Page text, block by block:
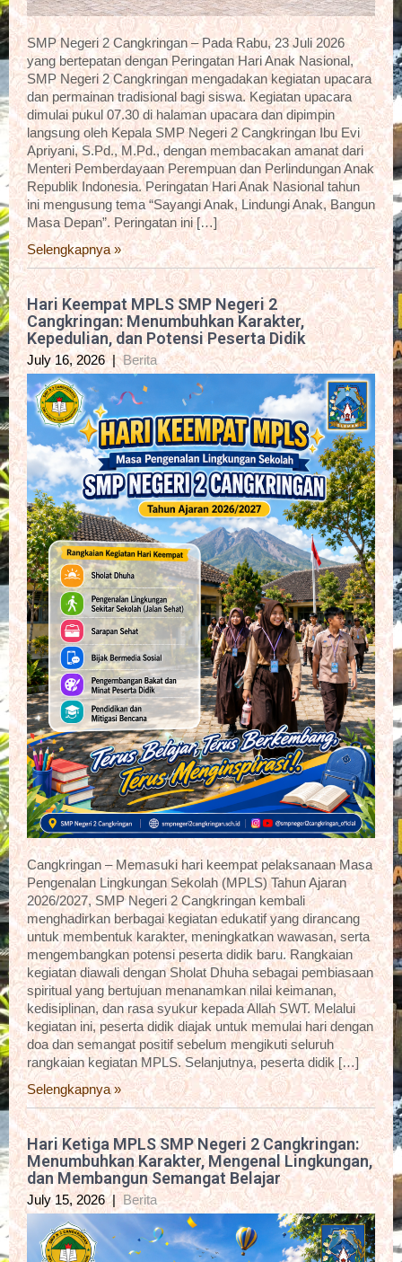
SMP Negeri 2 Cangkringan – Pada Rabu, 23 Juli 2026
yang bertepatan dengan Peringatan Hari Anak Nasional,
SMP Negeri 2 Cangkringan mengadakan kegiatan upacara
dan permainan tradisional bagi siswa. Kegiatan upacara
dimulai pukul 07.30 di halaman upacara dan dipimpin
langsung oleh Kepala SMP Negeri 2 Cangkringan Ibu Evi
Apriyani, S.Pd., M.Pd., dengan membacakan amanat dari
Menteri Pemberdayaan Perempuan dan Perlindungan Anak
Republik Indonesia. Peringatan Hari Anak Nasional tahun
ini mengusung tema “Sayangi Anak, Lindungi Anak, Bangun
Masa Depan”. Peringatan ini […]
Selengkapnya »
Hari Keempat MPLS SMP Negeri 2
Cangkringan: Menumbuhkan Karakter,
Kepedulian, dan Potensi Peserta Didik
July 16, 2026 |Berita
Cangkringan – Memasuki hari keempat pelaksanaan Masa
Pengenalan Lingkungan Sekolah (MPLS) Tahun Ajaran
2026/2027, SMP Negeri 2 Cangkringan kembali
menghadirkan berbagai kegiatan edukatif yang dirancang
untuk membentuk karakter, meningkatkan wawasan, serta
mengembangkan potensi peserta didik baru. Rangkaian
kegiatan diawali dengan Sholat Dhuha sebagai pembiasaan
spiritual yang bertujuan menanamkan nilai keimanan,
kedisiplinan, dan rasa syukur kepada Allah SWT. Melalui
kegiatan ini, peserta didik diajak untuk memulai hari dengan
doa dan semangat positif sebelum mengikuti seluruh
rangkaian kegiatan MPLS. Selanjutnya, peserta didik […]
Selengkapnya »
Hari Ketiga MPLS SMP Negeri 2 Cangkringan:
Menumbuhkan Karakter, Mengenal Lingkungan,
dan Membangun Semangat Belajar
July 15, 2026 |Berita